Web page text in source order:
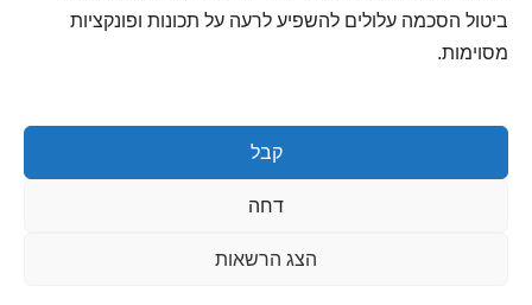
ביטול הסכמה עלולים להשפיע לרעה על תכונות ופונקציות
מסוימות.
קבל
דחה
הצג הרשאות
מדיניות פרטיות למועמדים לעבודה
שאלות ותשובות
דרושים